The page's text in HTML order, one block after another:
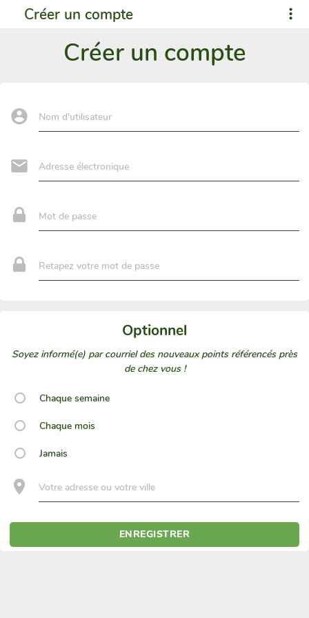
Créer un compte
Créer un compte
Nom d'utilisateur
Adresse électronique
Mot de passe
Retapez votre mot de passe
Optionnel
Soyez informé(e) par courriel des nouveaux points référencés près
de chez vous !
Chaque semaine
Chaque mois
Jamais
Votre adresse ou votre ville